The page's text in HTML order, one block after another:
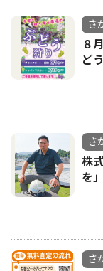
さ
８
ど
さ
株
を
さ